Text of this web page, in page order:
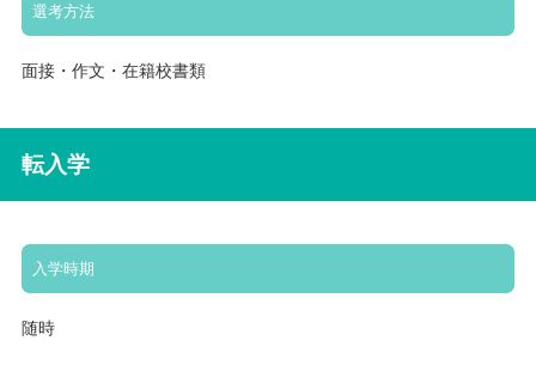
選考方法
面接・作文・在籍校書類
転入学
入学時期
随時